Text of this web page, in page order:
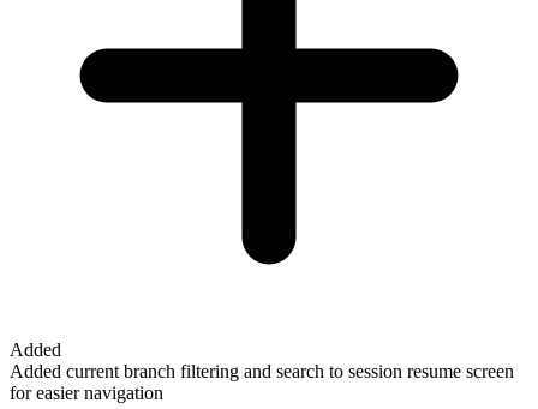
Added
Added current branch filtering and search to session resume screen
for easier navigation